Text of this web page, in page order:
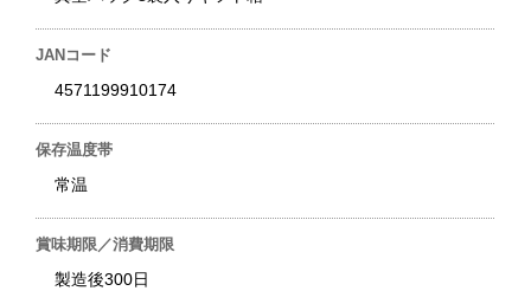
JANコード
4571199910174
保存温度帯
常温
賞味期限／消費期限
製造後300日